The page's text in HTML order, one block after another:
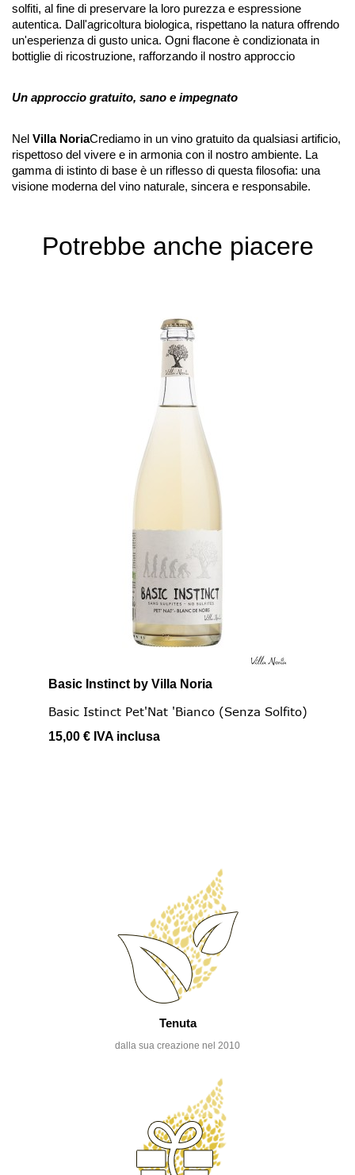
solfiti, al fine di preservare la loro purezza e espressione
autentica. Dall'agricoltura biologica, rispettano la natura offrendo
un'esperienza di gusto unica. Ogni flacone è condizionata in
bottiglie di ricostruzione, rafforzando il nostro approccio
Un approccio gratuito, sano e impegnato
Nel Villa NoriaCrediamo in un vino gratuito da qualsiasi artificio,
rispettoso del vivere e in armonia con il nostro ambiente. La
gamma di istinto di base è un riflesso di questa filosofia: una
visione moderna del vino naturale, sincera e responsabile.
Potrebbe anche piacere
Basic Instinct by Villa Noria
Basic Istinct Pet'Nat 'Bianco (senza Solfito)
15,00 € IVA inclusa
Tenuta
dalla sua creazione nel 2010